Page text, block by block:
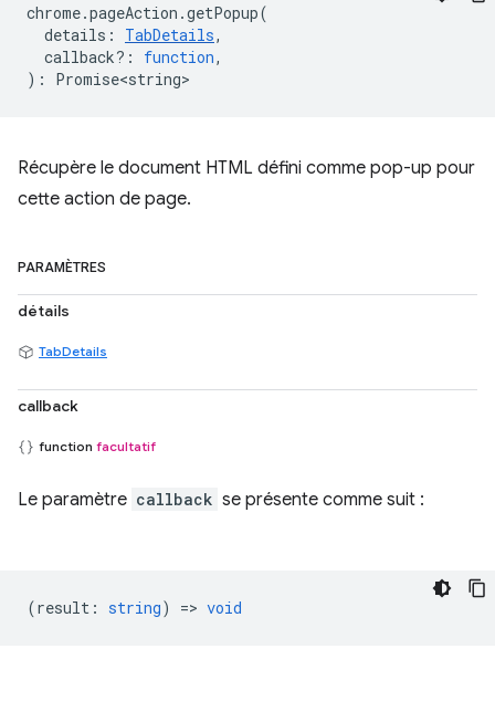
chrome.pageAction .getPopup(
details : TabDetails,
callback? : function,
) : Promise<string>
Récupère le document HTML défini comme pop-up pour
cette action de page.
PARAMÈTRES
détails
TabDetails
callback
function facultatif
Le paramètre callback se présente comme suit :
(result : string) => void